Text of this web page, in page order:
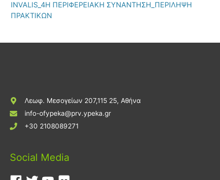
INVALIS_4Η ΠΕΡΙΦΕΡΕΙΑΚΗ ΣΥΝΑΝΤΗΣΗ_ΠΕΡΙΛΗΨΗ
ΠΡΑΚΤΙΚΩΝ
Λεωφ. Μεσογείων 207,115 25, Αθήνα
info-ofypeka@prv.ypeka.gr
+30 2108089271
Social Media